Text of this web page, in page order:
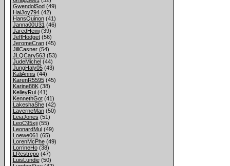
GwendolSod(49)
HaiJoy794(42)
HansQuinon(41)
Janna00U31 (46)
JaredHeini(39)
JeffHodget(56)
JeromeCran(45)
JillCasner(54)
JLQCary563(53)
JudeMichel(44)
JungHaly05(43)
KaliAnnis (44)
KarenR5595(45)
Karine88K(38)
KelleyRui(41)
KennethGot(41)
LakeshaShe(42)
LaverneMan(50)
LeiaJones (51)
LeoC95xij(55)
LeonardMul(49)
Loewe061 (65)
LorenMcPhe(49)
LorrineHo(38)
LRestrepo(47)
LuisLundie(50)